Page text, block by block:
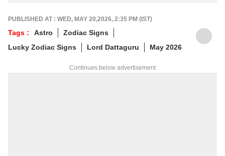
PUBLISHED AT : WED, MAY 20,2026, 2:35 PM (IST)
Tags : Astro
Zodiac Signs
Lucky Zodiac Signs
Lord Dattaguru May 2026
Continues below advertisement